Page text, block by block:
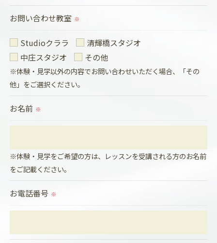
＜個人情報の委託について＞
当社では、利用目的の達成に必要な範囲において、
個人情報を外部に委託する場合があります。
これらの委託先に対しては個人情報保護契約等の措
置をとり、適切な監督を行います。
＜個人情報の安全管理＞
当社では、個人情報の漏洩等がなされないよう、適
切に安全管理対策を実施します。
＜個人情報を与えなかった場合に生じる結果＞
必要な情報を頂けない場合は、それに対応した当社
のサービスをご提供できない場合がございますので
予めご了承ください。
いて＞
お問い合わせ教室 ※
Studioクララ
清輝橋スタジオ
中庄スタジオ
その他
※体験・見学以外の内容でお問い合わせいただく場合、「その
他」をご選択ください。
お名前 ※
※体験・見学をご希望の方は、レッスンを受講される方のお名前
をご記載ください。
お電話番号 ※